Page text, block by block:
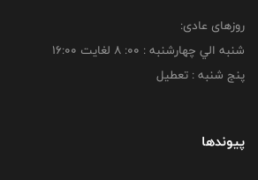
روزهای عادی:
شنبه الي چهارشنبه : 00: 8 لغايت 16:00
پنج شنبه : تعطیل
پیوندها